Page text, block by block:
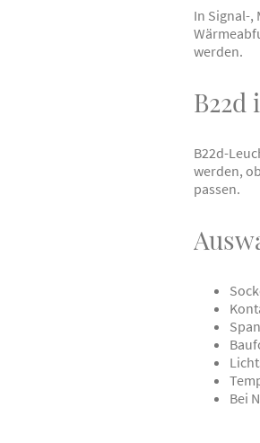
In Signal-,
werden.
B22d-
werden,
passen.
Bei